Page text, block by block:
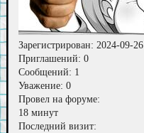
Зарегистрирован: 2024-09-26
Приглашений: 0
Сообщений: 1
Уважение: 0
Провел на форуме:
18 минут
Последний визит: